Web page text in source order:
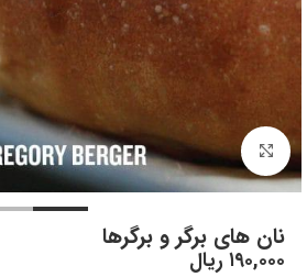
بزرگنمایی تصویر
نان‌ های برگر و برگرها
۱۹۰,۰۰۰ ریال